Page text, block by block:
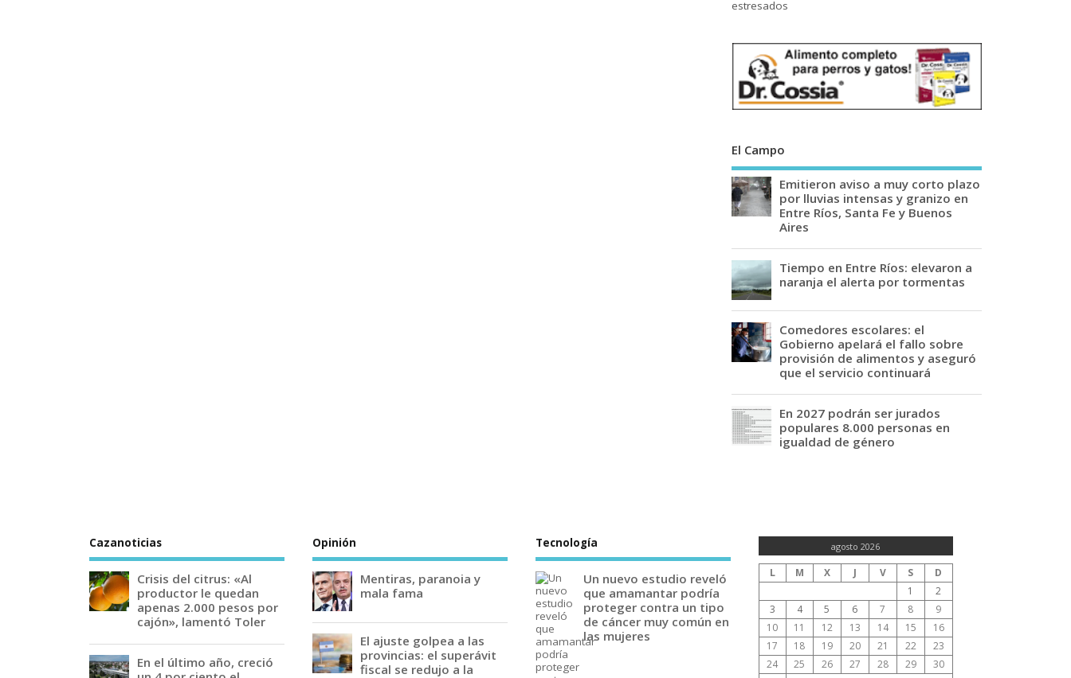
El Campo
Emitieron aviso a muy corto plazo
por lluvias intensas y granizo en
Entre Ríos, Santa Fe y Buenos
Aires
Tiempo en Entre Ríos: elevaron a
naranja el alerta por tormentas
Comedores escolares: el
Gobierno apelará el fallo sobre
provisión de alimentos y aseguró
que el servicio continuará
En 2027 podrán ser jurados
populares 8.000 personas en
igualdad de género
Cazanoticias
Crisis del citrus: «Al
productor le quedan
apenas 2.000 pesos por
cajón», lamentó Toler
En el último año, creció
Opinión
Mentiras, paranoia y
mala fama
El ajuste golpea a las
provincias: el superávit
fiscal se redujo a la
Tecnología
Un nuevo estudio reveló
que amamantar podría
proteger contra un tipo
de cáncer muy común en
las mujeres
agosto 2026
L M X J V S
D
1
2
3
4 5 6 7 8
9
10
11 12 13 14 15
16
17
18 19 20 21 22
23
24
25 26 27 28 29
30